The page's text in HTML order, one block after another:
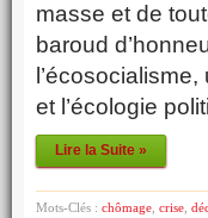
masse et de
baroud
et l’écologie
Lire la Suite »
Mots-Clés : chômage crise